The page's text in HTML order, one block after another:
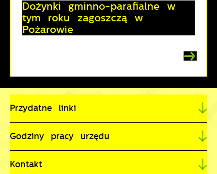
Dożynki gminno-parafialne w
tym roku zagoszczą w
Pożarowie
Przydatne linki
Godziny pracy urzędu
Kontakt